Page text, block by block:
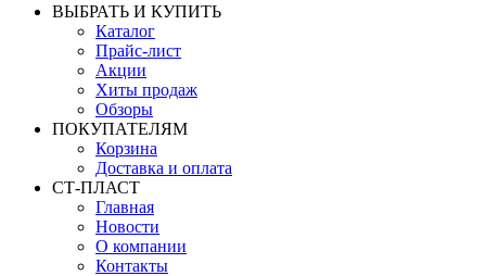
ВЫБРАТЬ И КУПИТЬ
Каталог
Прайс-лист
Акции
Хиты продаж
Обзоры
ПОКУПАТЕЛЯМ
Корзина
Доставка и оплата
СТ-ПЛАСТ
Главная
Новости
О компании
Контакты